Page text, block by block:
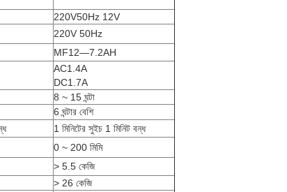
220V50Hz 12V
220V 50Hz
MF12—7.2AH
AC1.4A
DC1.7A
8 ~ 15 ঘন্টা
6 ঘন্টার বেশি
1 মিনিটের সুইচ 1 মিনিট বন্ধ
0 ~ 200 মিমি
> 5.5 কেজি
> 26 কেজি